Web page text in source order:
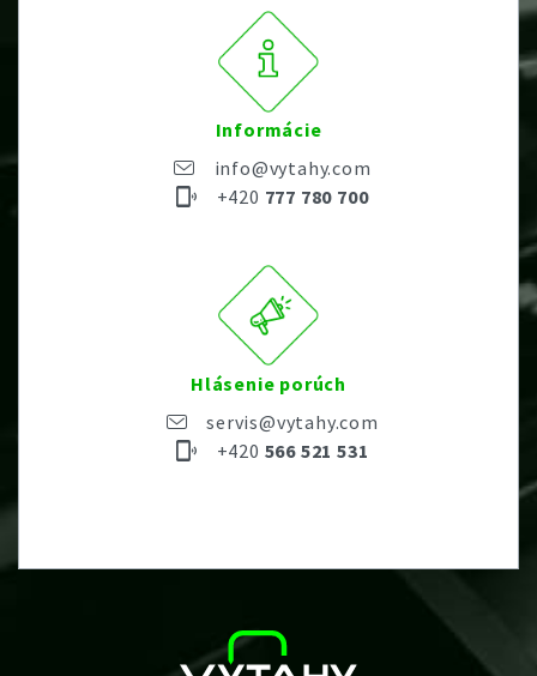
Informácie
info@vytahy.com
+420 777 780 700
Hlásenie porúch
servis@vytahy.com
+420 566 521 531